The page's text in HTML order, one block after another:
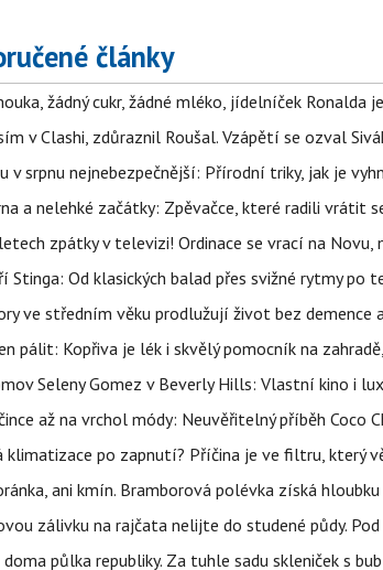
články
žádný cukr, žádné mléko, jídelníček Ronalda
v Clashi, zdůraznil Roušal. Vzápětí se ozval
v srpnu nejnebezpečnější: Přírodní triky, jak je
a nelehké začátky: Zpěvačce, které radili vrátit
zpátky v televizi! Ordinace se vrací na Novu,
Stinga: Od klasických balad přes svižné rytmy po
ve středním věku prodlužují život bez demence
pálit: Kopřiva je lék i skvělý pomocník na
Seleny Gomez v Beverly Hills: Vlastní kino i
až na vrchol módy: Neuvěřitelný příběh Coco
klimatizace po zapnutí? Příčina je ve filtru, který
ani kmín. Bramborová polévka získá
zálivku na rajčata nelijte do studené půdy.
půlka republiky. Za tuhle sadu skleniček s